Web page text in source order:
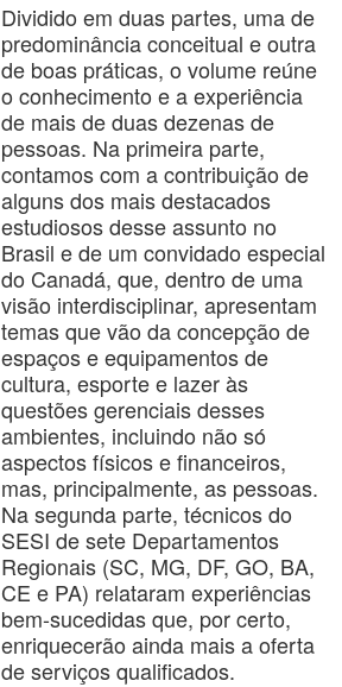
Dividido em duas partes, uma de
predominância conceitual e outra
de boas práticas, o volume reúne
o conhecimento e a experiência
de mais de duas dezenas de
pessoas. Na primeira parte,
contamos com a contribuição de
alguns dos mais destacados
estudiosos desse assunto no
Brasil e de um convidado especial
do Canadá, que, dentro de uma
visão interdisciplinar, apresentam
temas que vão da concepção de
espaços e equipamentos de
cultura, esporte e lazer às
questões gerenciais desses
ambientes, incluindo não só
aspectos físicos e financeiros,
mas, principalmente, as pessoas.
Na segunda parte, técnicos do
SESI de sete Departamentos
Regionais (SC, MG, DF, GO, BA,
CE e PA) relataram experiências
bem-sucedidas que, por certo,
enriquecerão ainda mais a oferta
de serviços qualificados.